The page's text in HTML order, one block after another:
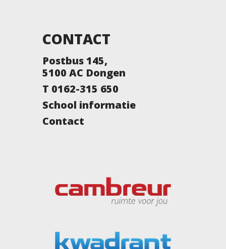
CONTACT
Postbus 145,
5100 AC Dongen
T 0162-315 650
School informatie
Contact